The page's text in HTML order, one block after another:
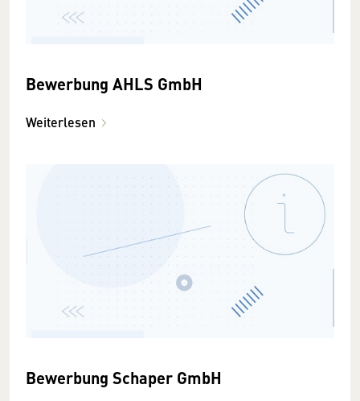
Bewerbung AHLS GmbH
Weiterlesen
Bewerbung Schaper GmbH